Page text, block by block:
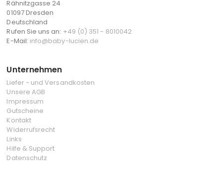
Rähnitzgasse 24
01097 Dresden
Deutschland
Rufen Sie uns an: +49 (0) 351 - 8010042
E-Mail: info@baby-lucien.de
Unternehmen
Liefer - und Versandkosten
Unsere AGB
Impressum
Gutscheine
Kontakt
Widerrufsrecht
Links
Hilfe & Support
Datenschutz